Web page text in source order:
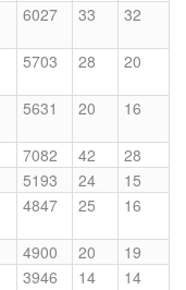
6027 33 32
5703 28 20
5631 20 16
7082 42
28
5193 24
15
4847 25 16
4900 20
19
3946 14 14